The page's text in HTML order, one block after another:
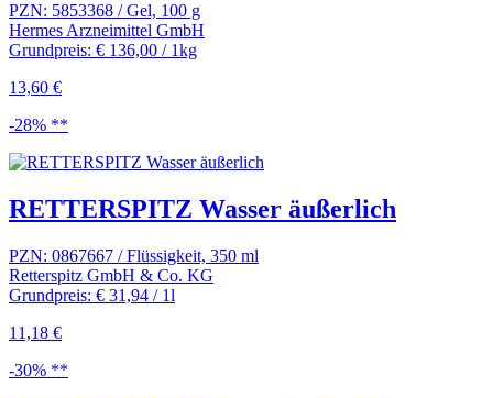
PZN: 5853368 / Gel, 100 g
Hermes Arzneimittel GmbH
Grundpreis: € 136,00 / 1kg
13,60 €
-28% **
RETTERSPITZ Wasser äußerlich
PZN: 0867667 / Flüssigkeit, 350 ml
Retterspitz GmbH & Co. KG
Grundpreis: € 31,94 / 1l
11,18 €
-30% **